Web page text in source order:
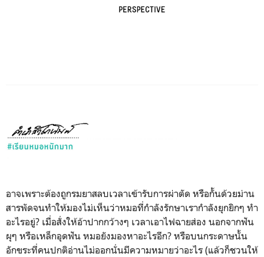
อาจเพราะต้องถูกรมยาสลบเวลาเข้ารับการผ่าตัด หรือกั้นด้วยม่าน
สารพัดจนทำให้มองไม่เห็นว่าหมอที่กำลังรักษาเรากำลังยุกยิกๆ ทำ
อะไรอยู่? เมื่อสั่งให้อ้าปากกว้างๆ เวลาเอาไฟฉายส่อง นอกจากฟัน
ผุๆ หรือเหล็กอุดฟัน หมอยังมองหาอะไรอีก? หรือบนกระดาษนั้น
อักขระที่คนปกติอ่านไม่ออกนั่นมีความหมายว่าอะไร (แล้วก็ชวนให้